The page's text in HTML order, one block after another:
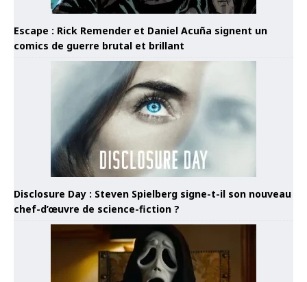
Escape : Rick Remender et Daniel Acuña signent un
comics de guerre brutal et brillant
Disclosure Day : Steven Spielberg signe-t-il son nouveau
chef-d’œuvre de science-fiction ?